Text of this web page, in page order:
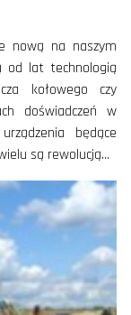
nową na naszym
od lat technologią
kołowego czy
doświadczeń w
będące
są rewolucją…